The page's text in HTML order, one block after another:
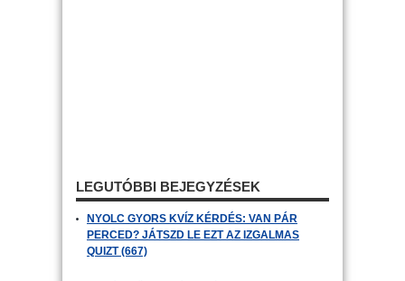
LEGUTÓBBI BEJEGYZÉSEK
NYOLC GYORS KVÍZ KÉRDÉS: VAN PÁR
PERCED? JÁTSZD LE EZT AZ IZGALMAS
QUIZT (667)